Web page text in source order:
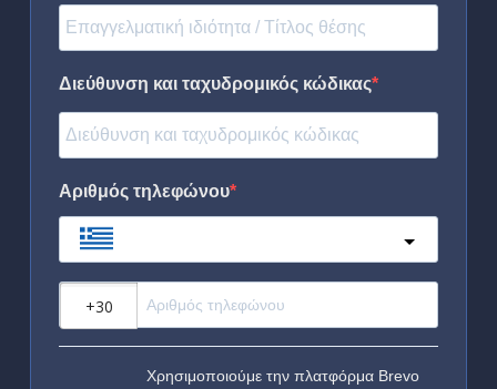
Διεύθυνση και ταχυδρομικός κώδικας
Αριθμός τηλεφώνου
Χρησιμοποιούμε την πλατφόρμα Brevo